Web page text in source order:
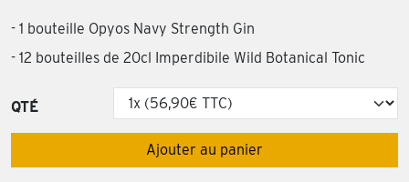
- 1 bouteille Opyos Navy Strength Gin
- 12 bouteilles de 20cl Imperdibile Wild Botanical Tonic
QTÉ
Ajouter au panier